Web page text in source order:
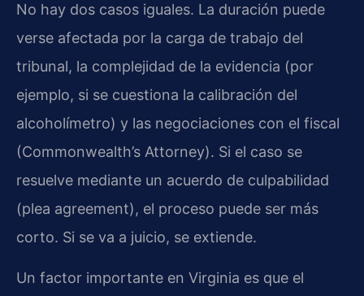
No hay dos casos iguales. La duración puede
verse afectada por la carga de trabajo del
tribunal, la complejidad de la evidencia (por
ejemplo, si se cuestiona la calibración del
alcoholímetro) y las negociaciones con el fiscal
(Commonwealth’s Attorney). Si el caso se
resuelve mediante un acuerdo de culpabilidad
(plea agreement), el proceso puede ser más
corto. Si se va a juicio, se extiende.
Un factor importante en Virginia es que el